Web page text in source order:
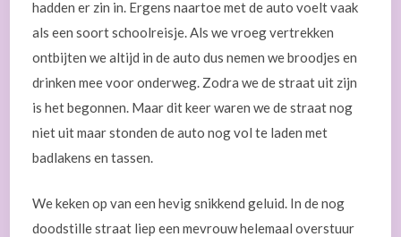
hadden er zin in. Ergens naartoe met de auto voelt vaak
als een soort schoolreisje. Als we vroeg vertrekken
ontbijten we altijd in de auto dus nemen we broodjes en
drinken mee voor onderweg. Zodra we de straat uit zijn
is het begonnen. Maar dit keer waren we de straat nog
niet uit maar stonden de auto nog vol te laden met
badlakens en tassen.
We keken op van een hevig snikkend geluid. In de nog
doodstille straat liep een mevrouw helemaal overstuur